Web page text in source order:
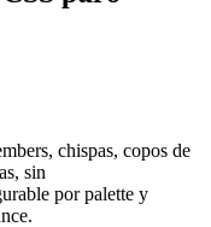
chispas, copos de
sin
por palette y